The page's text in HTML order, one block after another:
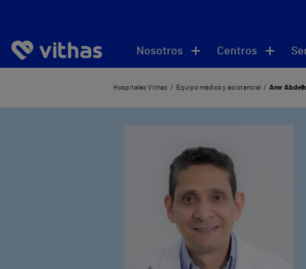
Nosotros Centros
Hospitales Vithas Equipo médico y asistencial Amr